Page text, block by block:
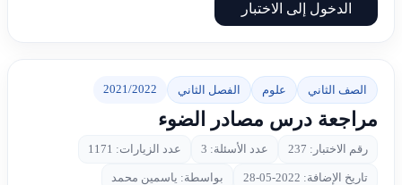
الدخول إلى الاختبار
الصف الثاني علوم الفصل الثاني 2021/2022
مراجعة درس مصادر الضوء
رقم الاختبار: 237 عدد الأسئلة: 3 عدد الزيارات: 1171
تاريخ الإضافة: 2022-05-28 بواسطة: ياسمين محمد